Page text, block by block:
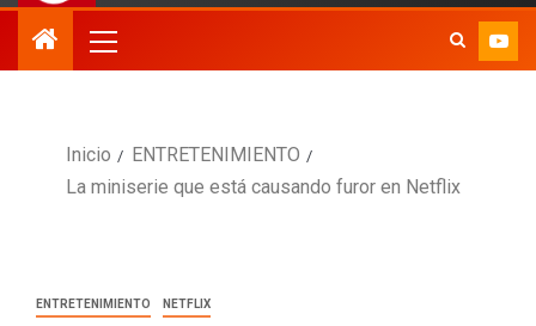
Inicio
ENTRETENIMIENTO
La miniserie que está causando furor en Netflix
ENTRETENIMIENTO NETFLIX